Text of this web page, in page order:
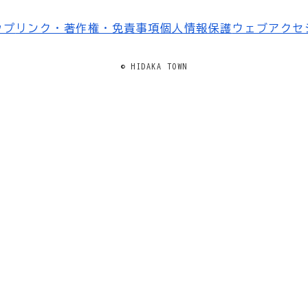
プ リンク・著作権・免責事項個人情報保護 ウェブアクセ
© HIDAKA TOWN